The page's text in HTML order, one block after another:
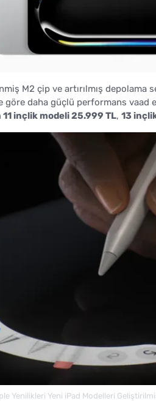
M2 çip ve artırılmış
daha güçlü performans vaad
11 inçlik modeli 25.999 TL, 13
Yenilikleri Yeni iPad Modelleri